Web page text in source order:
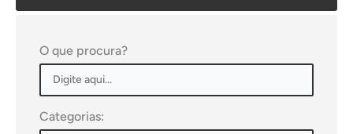
O que procura?
Categorias: